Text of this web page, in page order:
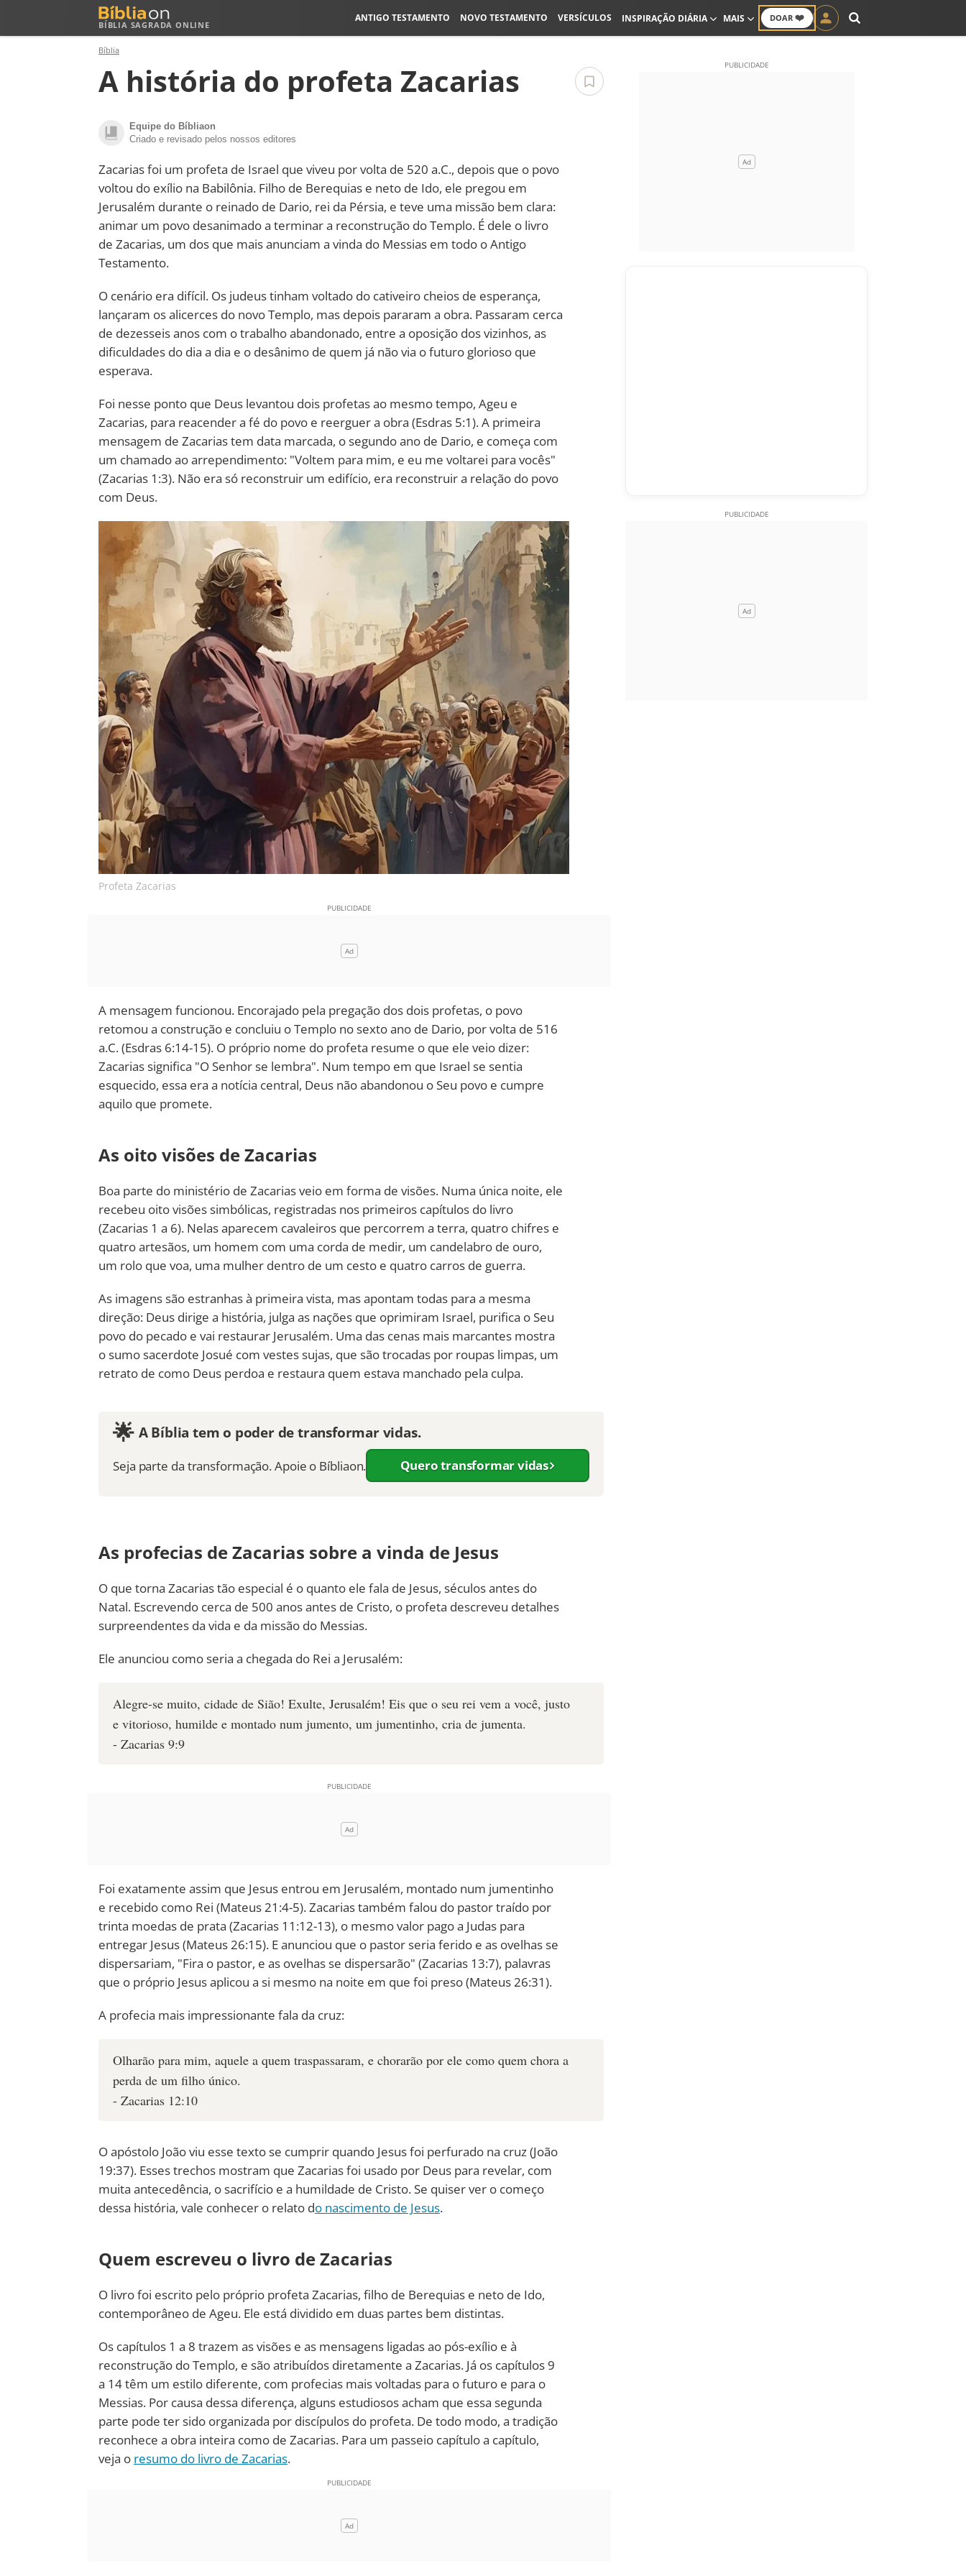
BÍBLIA SAGRADA ONLINE
DOAR ❤️
ANTIGO TESTAMENTO NOVO TESTAMENTO VERSÍCULOS INSPIRAÇÃO DIÁRIA MAIS
Bíblia
A história do profeta Zacarias
Equipe do Bíbliaon
Criado e revisado pelos nossos editores
Zacarias foi um profeta de Israel que viveu por volta de 520 a.C., depois que o povo
voltou do exílio na Babilônia. Filho de Berequias e neto de Ido, ele pregou em
Jerusalém durante o reinado de Dario, rei da Pérsia, e teve uma missão bem clara:
animar um povo desanimado a terminar a reconstrução do Templo. É dele o livro
de Zacarias, um dos que mais anunciam a vinda do Messias em todo o Antigo
Testamento.
O cenário era difícil. Os judeus tinham voltado do cativeiro cheios de esperança,
lançaram os alicerces do novo Templo, mas depois pararam a obra. Passaram cerca
de dezesseis anos com o trabalho abandonado, entre a oposição dos vizinhos, as
dificuldades do dia a dia e o desânimo de quem já não via o futuro glorioso que
esperava.
Foi nesse ponto que Deus levantou dois profetas ao mesmo tempo, Ageu e
Zacarias, para reacender a fé do povo e reerguer a obra (Esdras 5:1). A primeira
mensagem de Zacarias tem data marcada, o segundo ano de Dario, e começa com
um chamado ao arrependimento: "Voltem para mim, e eu me voltarei para vocês"
(Zacarias 1:3). Não era só reconstruir um edifício, era reconstruir a relação do povo
com Deus.
Profeta Zacarias
A mensagem funcionou. Encorajado pela pregação dos dois profetas, o povo
retomou a construção e concluiu o Templo no sexto ano de Dario, por volta de 516
a.C. (Esdras 6:14-15). O próprio nome do profeta resume o que ele veio dizer:
Zacarias significa "O Senhor se lembra". Num tempo em que Israel se sentia
esquecido, essa era a notícia central, Deus não abandonou o Seu povo e cumpre
aquilo que promete.
As oito visões de Zacarias
Boa parte do ministério de Zacarias veio em forma de visões. Numa única noite, ele
recebeu oito visões simbólicas, registradas nos primeiros capítulos do livro
(Zacarias 1 a 6). Nelas aparecem cavaleiros que percorrem a terra, quatro chifres e
quatro artesãos, um homem com uma corda de medir, um candelabro de ouro,
um rolo que voa, uma mulher dentro de um cesto e quatro carros de guerra.
As imagens são estranhas à primeira vista, mas apontam todas para a mesma
direção: Deus dirige a história, julga as nações que oprimiram Israel, purifica o Seu
povo do pecado e vai restaurar Jerusalém. Uma das cenas mais marcantes mostra
o sumo sacerdote Josué com vestes sujas, que são trocadas por roupas limpas, um
retrato de como Deus perdoa e restaura quem estava manchado pela culpa.
🌟 A Bíblia tem o poder de transformar vidas.
Seja parte da transformação. Apoie o Bíbliaon. Quero transformar vidas
As profecias de Zacarias sobre a vinda de Jesus
O que torna Zacarias tão especial é o quanto ele fala de Jesus, séculos antes do
Natal. Escrevendo cerca de 500 anos antes de Cristo, o profeta descreveu detalhes
surpreendentes da vida e da missão do Messias.
Ele anunciou como seria a chegada do Rei a Jerusalém:
Alegre-se muito, cidade de Sião! Exulte, Jerusalém! Eis que o seu rei vem a você, justo
e vitorioso, humilde e montado num jumento, um jumentinho, cria de jumenta.
- Zacarias 9:9
Foi exatamente assim que Jesus entrou em Jerusalém, montado num jumentinho
e recebido como Rei (Mateus 21:4-5). Zacarias também falou do pastor traído por
trinta moedas de prata (Zacarias 11:12-13), o mesmo valor pago a Judas para
entregar Jesus (Mateus 26:15). E anunciou que o pastor seria ferido e as ovelhas se
dispersariam, "Fira o pastor, e as ovelhas se dispersarão" (Zacarias 13:7), palavras
que o próprio Jesus aplicou a si mesmo na noite em que foi preso (Mateus 26:31).
A profecia mais impressionante fala da cruz:
Olharão para mim, aquele a quem traspassaram, e chorarão por ele como quem chora a
perda de um filho único.
- Zacarias 12:10
O apóstolo João viu esse texto se cumprir quando Jesus foi perfurado na cruz (João
19:37). Esses trechos mostram que Zacarias foi usado por Deus para revelar, com
muita antecedência, o sacrifício e a humildade de Cristo. Se quiser ver o começo
dessa história, vale conhecer o relato do nascimento de Jesus.
Quem escreveu o livro de Zacarias
O livro foi escrito pelo próprio profeta Zacarias, filho de Berequias e neto de Ido,
contemporâneo de Ageu. Ele está dividido em duas partes bem distintas.
Os capítulos 1 a 8 trazem as visões e as mensagens ligadas ao pós-exílio e à
reconstrução do Templo, e são atribuídos diretamente a Zacarias. Já os capítulos 9
a 14 têm um estilo diferente, com profecias mais voltadas para o futuro e para o
Messias. Por causa dessa diferença, alguns estudiosos acham que essa segunda
parte pode ter sido organizada por discípulos do profeta. De todo modo, a tradição
reconhece a obra inteira como de Zacarias. Para um passeio capítulo a capítulo,
veja o resumo do livro de Zacarias.